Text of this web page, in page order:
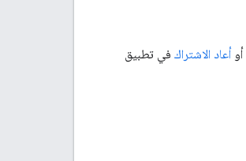
أوأعاد الاشتراك في تطبيق